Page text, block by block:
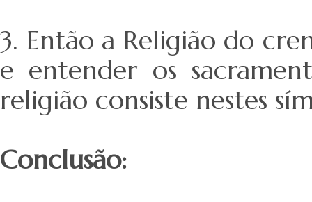
3. Então a Religião do
e entender os
religião consiste nestes
Conclusão: